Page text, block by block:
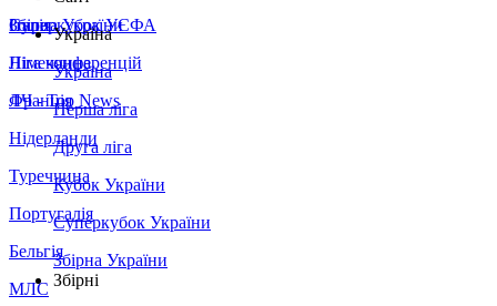
Збірна України
Італія
Німеччина
Франція
Нідерланди
Туреччина
Португалія
Бельгія
МЛС
Суперкубок УЄФА
Ліга конференцій
ЛЧ - Top News
Україна
Україна
Перша ліга
Друга ліга
Кубок України
Суперкубок України
Збірна України
Збірні